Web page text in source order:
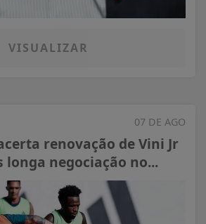
VISUALIZAR
07 DE AGO
renovação de Vini Jr
longa negociação no...